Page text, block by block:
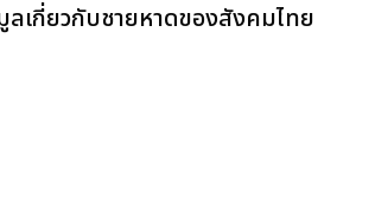
เกี่ยวกับชายหาดของสังคมไทย